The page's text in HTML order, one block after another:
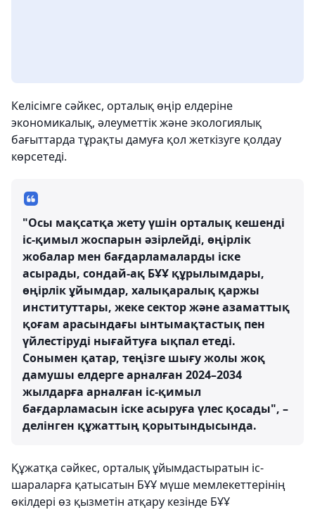
Келісімге сәйкес, орталық өңір елдеріне
экономикалық, әлеуметтік және экологиялық
бағыттарда тұрақты дамуға қол жеткізуге қолдау
көрсетеді.
"Осы мақсатқа жету үшін орталық кешенді
іс-қимыл жоспарын әзірлейді, өңірлік
жобалар мен бағдарламаларды іске
асырады, сондай-ақ БҰҰ құрылымдары,
өңірлік ұйымдар, халықаралық қаржы
институттары, жеке сектор және азаматтық
қоғам арасындағы ынтымақтастық пен
үйлестіруді нығайтуға ықпал етеді.
Сонымен қатар, теңізге шығу жолы жоқ
дамушы елдерге арналған 2024–2034
жылдарға арналған іс-қимыл
бағдарламасын іске асыруға үлес қосады", –
делінген құжаттың қорытындысында.
Құжатқа сәйкес, орталық ұйымдастыратын іс-
шараларға қатысатын БҰҰ мүше мемлекеттерінің
өкілдері өз қызметін атқару кезінде БҰҰ